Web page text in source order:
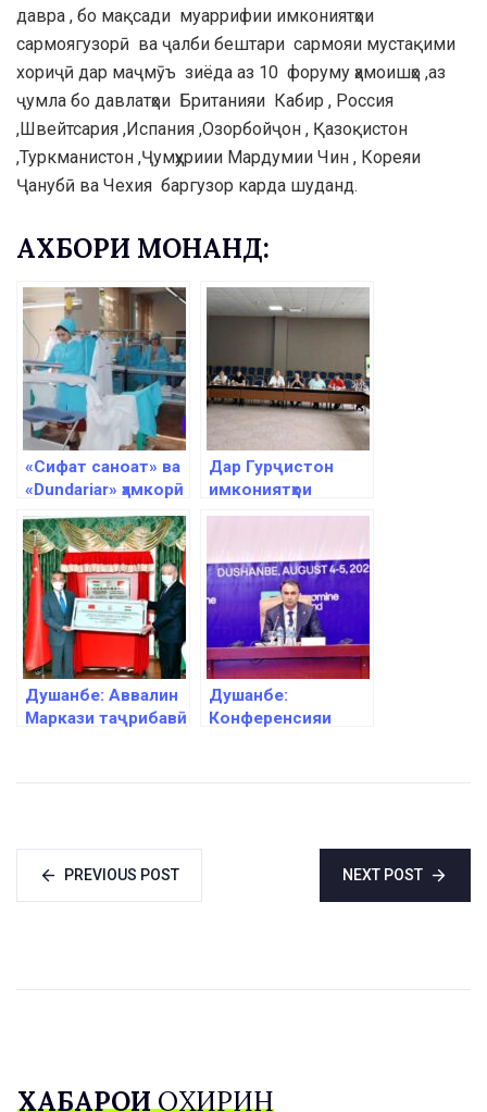
давра , бо мақсади муаррифии имкониятҳои
сармоягузорӣ ва ҷалби бештари сармояи мустақими
хориҷӣ дар маҷмӯъ зиёда аз 10 форуму ҳамоишҳо ,аз
ҷумла бо давлатҳои Британияи Кабир , Россия
,Швейтсария ,Испания ,Озорбойҷон , Қазоқистон
,Туркманистон ,Ҷумҳуриии Мардумии Чин , Кореяи
Ҷанубӣ ва Чехия баргузор карда шуданд.
АХБОРИ МОНАНД:
«Сифат саноат» ва
«Dundariar» ҳамкорӣ
мекунанд
Дар Гурҷистон
имкониятҳои
сармоягузории
муаррифӣ шуд
Душанбе: Аввалин
Маркази таҷрибавӣ
Душанбе:
Конференсияи
PREVIOUS POST NEXT POST
ХАБАРҲОИОХИРИН